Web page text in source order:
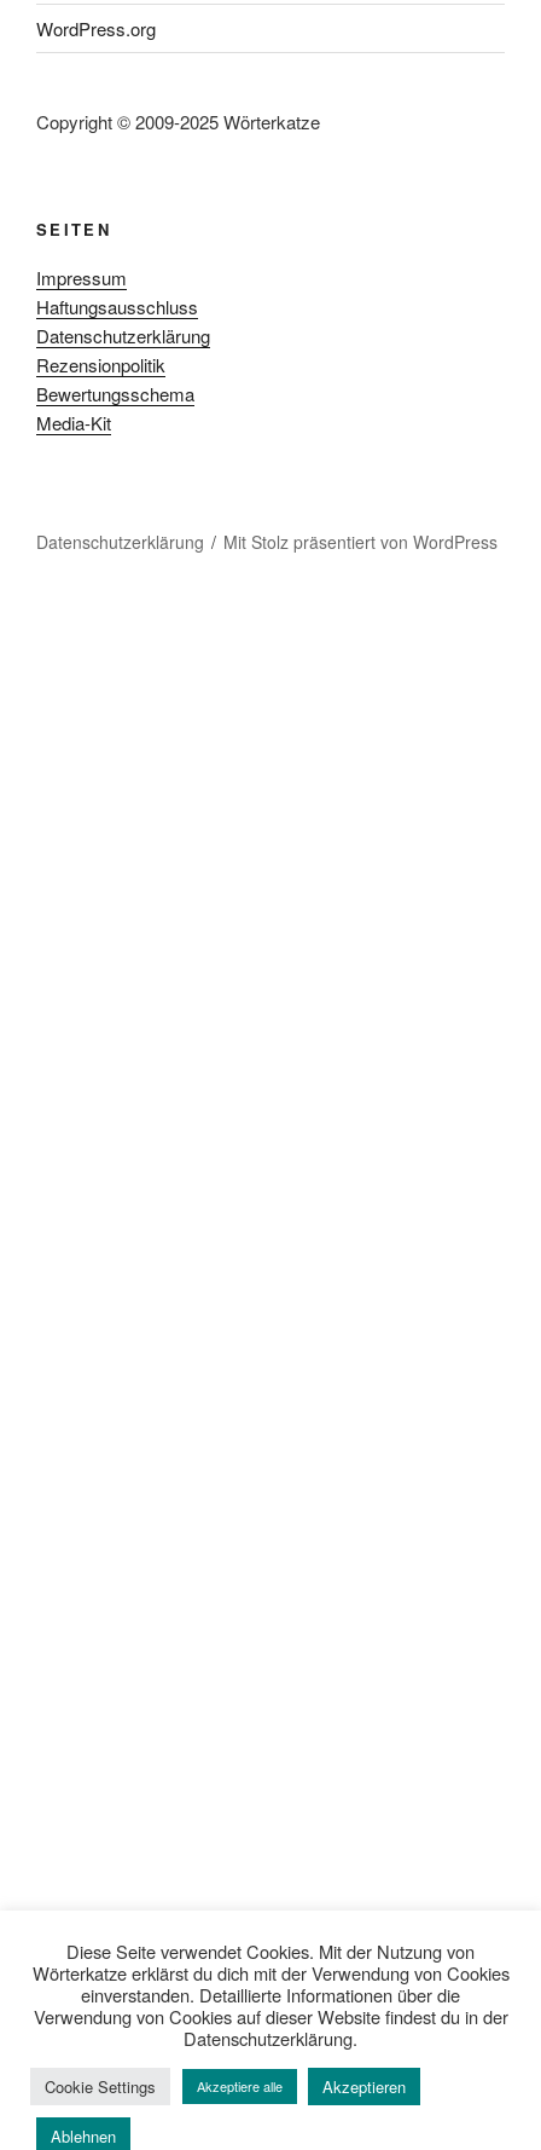
WordPress.org
Copyright © 2009-2025 Wörterkatze
SEITEN
Impressum
Haftungsausschluss
Datenschutzerklärung
Rezensionpolitik
Bewertungsschema
Media-Kit
Datenschutzerklärung Mit Stolz präsentiert von WordPress
Diese Seite verwendet Cookies. Mit der Nutzung von
Wörterkatze erklärst du dich mit der Verwendung von Cookies
einverstanden. Detaillierte Informationen über die
Verwendung von Cookies auf dieser Website findest du in der
Datenschutzerklärung.
Cookie Settings Akzeptiere alle Akzeptieren
Ablehnen